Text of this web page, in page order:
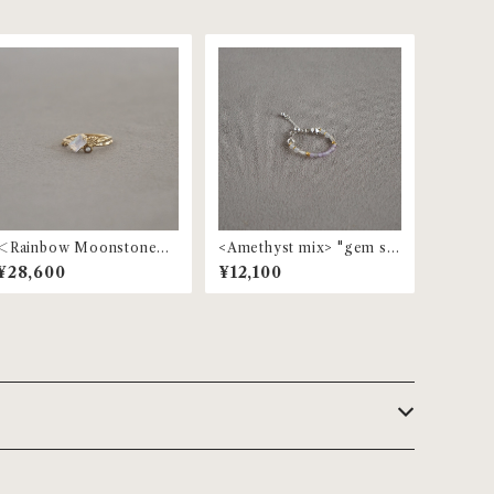
Rainbow Moonstone
"gem stone" pearl ring
MR-97
<Amethyst mix> "gem st
one" beaded ring | MR-15
3
¥12,100